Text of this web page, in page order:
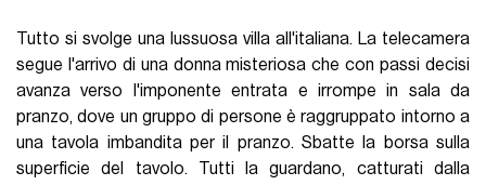
Tutto si svolge una lussuosa villa all'italiana. La telecamera
segue l'arrivo di una donna misteriosa che con passi decisi
avanza verso l'imponente entrata e irrompe in sala da
pranzo, dove un gruppo di persone è raggruppato intorno a
una tavola imbandita per il pranzo. Sbatte la borsa sulla
superficie del tavolo. Tutti la guardano, catturati dalla